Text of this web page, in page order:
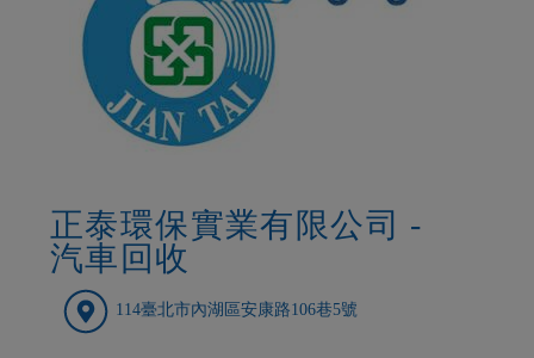
正泰環保實業有限公司 -
汽車回收
114臺北市內湖區安康路106巷5號